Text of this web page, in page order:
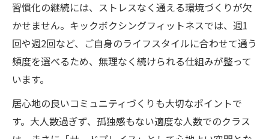
習慣化の継続には、ストレスなく通える環境づくりが欠
かせません。キックボクシングフィットネスでは、週1
回や週2回など、ご自身のライフスタイルに合わせて通う
頻度を選べるため、無理なく続けられる仕組みが整って
います。
居心地の良いコミュニティづくりも大切なポイントで
す。大人数過ぎず、孤独感もない適度な人数でのクラス